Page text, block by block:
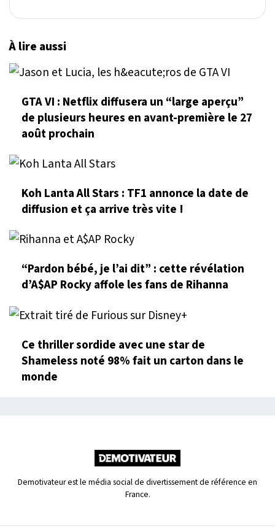
À lire aussi
GTA VI : Netflix diffusera un “large aperçu”
de plusieurs heures en avant-première le 27
août prochain
Koh Lanta All Stars : TF1 annonce la date de
diffusion et ça arrive très vite !
“Pardon bébé, je l’ai dit” : cette révélation
d’A$AP Rocky affole les fans de Rihanna
Ce thriller sordide avec une star de
Shameless noté 98% fait un carton dans le
monde
Demotivateur est le média social de divertissement de référence en
France.